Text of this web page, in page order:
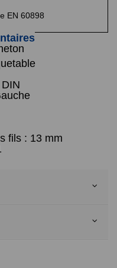
EN 60898
fils : 13 mm